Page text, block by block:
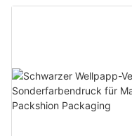
Flaschen und -